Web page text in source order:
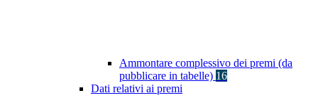
Ammontare complessivo dei premi (da
pubblicare in tabelle) 16
Dati relativi ai premi